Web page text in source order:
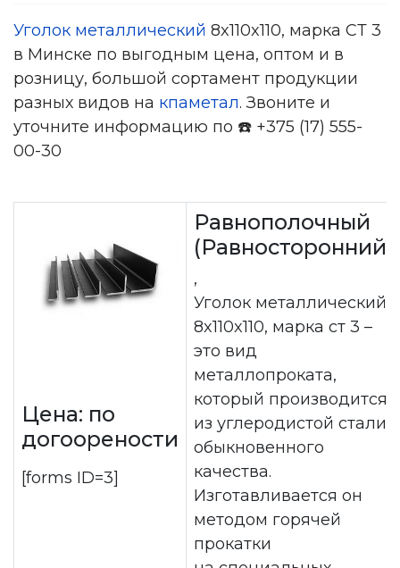
Уголок металлический 8x110x110, марка СТ 3
в Минске по выгодным цена, оптом и в
розницу, большой сортамент продукции
разных видов на кпаметал. Звоните и
уточните информацию по ☎️ +375 (17) 555-
00-30
Цена: по
догоорености
[forms ID=3]
Равнополочный
(Равносторонний)
,
Уголок металлический
8x110x110, марка ст 3 –
это вид
металлопроката,
который производится
из углеродистой стали
обыкновенного
качества.
Изготавливается он
методом горячей
прокатки